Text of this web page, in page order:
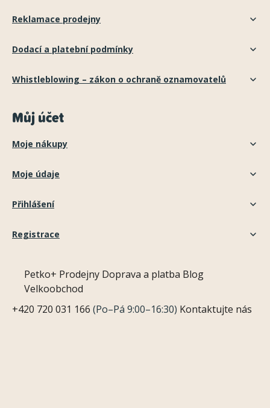
Reklamace prodejny
Dodací a platební podmínky
Whistleblowing – zákon o ochraně oznamovatelů
Můj účet
Moje nákupy
Moje údaje
Přihlášení
Registrace
Petko+ Prodejny Doprava a platba Blog
Velkoobchod
+420 720 031 166 (Po–Pá 9:00–16:30) Kontaktujte nás